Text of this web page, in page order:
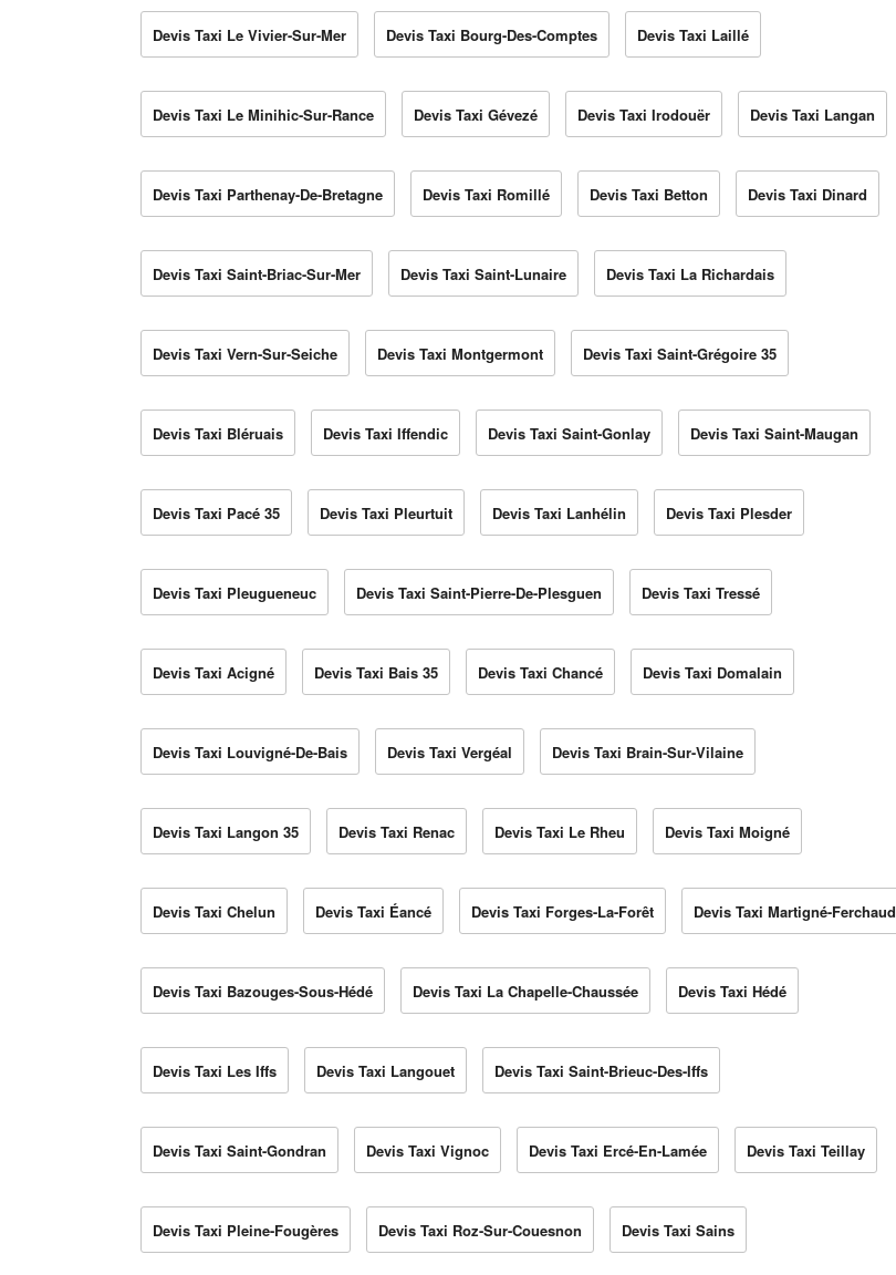
Devis Taxi Le Vivier-Sur-Mer Devis Taxi Bourg-Des-Comptes Devis Taxi Laillé
Devis Taxi Le Minihic-Sur-Rance Devis Taxi Gévezé Devis Taxi Irodouër Devis Taxi Langan
Devis Taxi Parthenay-De-Bretagne Devis Taxi Romillé Devis Taxi Betton Devis Taxi Dinard
Devis Taxi Saint-Briac-Sur-Mer Devis Taxi Saint-Lunaire Devis Taxi La Richardais
Devis Taxi Vern-Sur-Seiche Devis Taxi Montgermont Devis Taxi Saint-Grégoire 35
Devis Taxi Bléruais Devis Taxi Iffendic Devis Taxi Saint-Gonlay Devis Taxi Saint-Maugan
Devis Taxi Pacé 35 Devis Taxi Pleurtuit Devis Taxi Lanhélin Devis Taxi Plesder
Devis Taxi Pleugueneuc Devis Taxi Saint-Pierre-De-Plesguen Devis Taxi Tressé
Devis Taxi Acigné Devis Taxi Bais 35 Devis Taxi Chancé Devis Taxi Domalain
Devis Taxi Louvigné-De-Bais Devis Taxi Vergéal Devis Taxi Brain-Sur-Vilaine
Devis Taxi Langon 35 Devis Taxi Renac Devis Taxi Le Rheu Devis Taxi Moigné
Devis Taxi Chelun Devis Taxi Éancé Devis Taxi Forges-La-Forêt Devis Taxi Martigné-Ferchaud
Devis Taxi Bazouges-Sous-Hédé Devis Taxi La Chapelle-Chaussée Devis Taxi Hédé
Devis Taxi Les Iffs Devis Taxi Langouet Devis Taxi Saint-Brieuc-Des-Iffs
Devis Taxi Saint-Gondran Devis Taxi Vignoc Devis Taxi Ercé-En-Lamée Devis Taxi Teillay
Devis Taxi Pleine-Fougères Devis Taxi Roz-Sur-Couesnon Devis Taxi Sains